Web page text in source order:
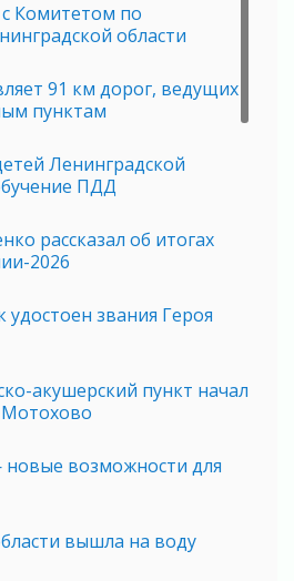
Комитетом по
области
91 км дорог, ведущих
пунктам
Ленинградской
ПДД
рассказал об итогах
2026
звания Героя
акушерский пункт начал
Мотохово
возможности для
вышла на воду